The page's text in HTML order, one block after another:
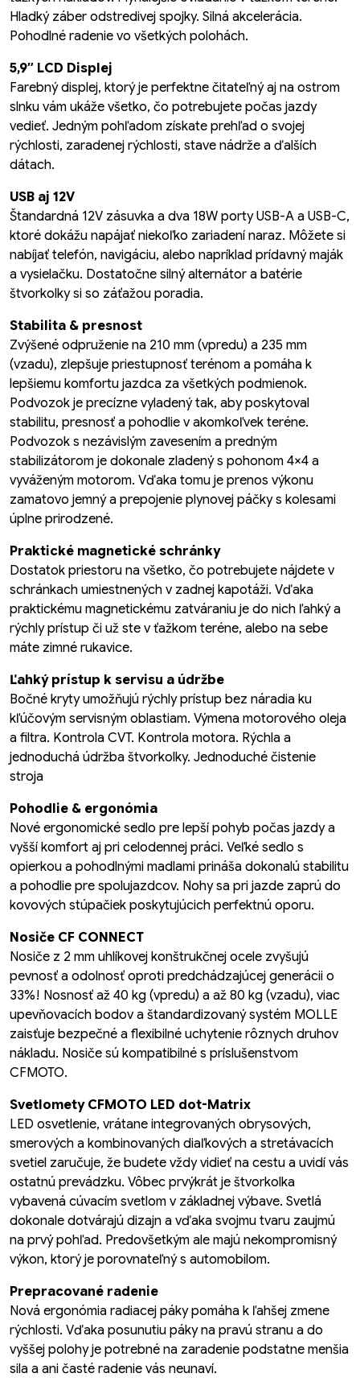
Hladký záber odstredivej spojky. Silná akcelerácia.
Pohodlné radenie vo všetkých polohách.
5,9″ LCD Displej
Farebný displej, ktorý je perfektne čitateľný aj na ostrom
slnku vám ukáže všetko, čo potrebujete počas jazdy
vedieť. Jedným pohľadom získate prehľad o svojej
rýchlosti, zaradenej rýchlosti, stave nádrže a ďalších
dátach.
USB aj 12V
Štandardná 12V zásuvka a dva 18W porty USB-A a USB-C,
ktoré dokážu napájať niekoľko zariadení naraz. Môžete si
nabíjať telefón, navigáciu, alebo napríklad prídavný maják
a vysielačku. Dostatočne silný alternátor a batérie
štvorkolky si so záťažou poradia.
Stabilita & presnost
Zvýšené odpruženie na 210 mm (vpredu) a 235 mm
(vzadu), zlepšuje priestupnosť terénom a pomáha k
lepšiemu komfortu jazdca za všetkých podmienok.
Podvozok je precízne vyladený tak, aby poskytoval
stabilitu, presnosť a pohodlie v akomkoľvek teréne.
Podvozok s nezávislým zavesením a predným
stabilizátorom je dokonale zladený s pohonom 4×4 a
vyváženým motorom. Vďaka tomu je prenos výkonu
zamatovo jemný a prepojenie plynovej páčky s kolesami
úplne prirodzené.
Praktické magnetické schránky
Dostatok priestoru na všetko, čo potrebujete nájdete v
schránkach umiestnených v zadnej kapotáži. Vďaka
praktickému magnetickému zatváraniu je do nich ľahký a
rýchly prístup či už ste v ťažkom teréne, alebo na sebe
máte zimné rukavice.
Ľahký prístup k servisu a údržbe
Bočné kryty umožňujú rýchly prístup bez náradia ku
kľúčovým servisným oblastiam. Výmena motorového oleja
a filtra. Kontrola CVT. Kontrola motora. Rýchla a
jednoduchá údržba štvorkolky. Jednoduché čistenie
stroja
Pohodlie & ergonómia
Nové ergonomické sedlo pre lepší pohyb počas jazdy a
vyšší komfort aj pri celodennej práci. Veľké sedlo s
opierkou a pohodlnými madlami prináša dokonalú stabilitu
a pohodlie pre spolujazdcov. Nohy sa pri jazde zaprú do
kovových stúpačiek poskytujúcich perfektnú oporu.
Nosiče CF CONNECT
Nosiče z 2 mm uhlíkovej konštrukčnej ocele zvyšujú
pevnosť a odolnosť oproti predchádzajúcej generácii o
33%! Nosnosť až 40 kg (vpredu) a až 80 kg (vzadu), viac
upevňovacích bodov a štandardizovaný systém MOLLE
zaisťuje bezpečné a flexibilné uchytenie rôznych druhov
nákladu. Nosiče sú kompatibilné s príslušenstvom
CFMOTO.
Svetlomety CFMOTO LED dot-Matrix
LED osvetlenie, vrátane integrovaných obrysových,
smerových a kombinovaných diaľkových a stretávacích
svetiel zaručuje, že budete vždy vidieť na cestu a uvidí vás
ostatnú prevádzku. Vôbec prvýkrát je štvorkolka
vybavená cúvacím svetlom v základnej výbave. Svetlá
dokonale dotvárajú dizajn a vďaka svojmu tvaru zaujmú
na prvý pohľad. Predovšetkým ale majú nekompromisný
výkon, ktorý je porovnateľný s automobilom.
Prepracované radenie
Nová ergonómia radiacej páky pomáha k ľahšej zmene
rýchlosti. Vďaka posunutiu páky na pravú stranu a do
vyššej polohy je potrebné na zaradenie podstatne menšia
sila a ani časté radenie vás neunaví.